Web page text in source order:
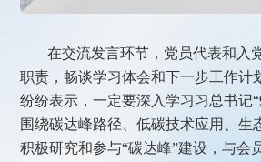
在交流发言环节，党员代表和入
职责，畅谈学习体会和下一步工作计
纷纷表示，一定要深入学习习总书记
围绕碳达峰路径、低碳技术应用、生
积极研究和参与“碳达峰”建设，与会